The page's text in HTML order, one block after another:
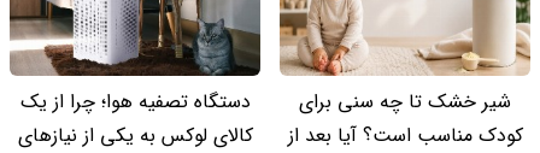
شیر خشک تا چه سنی برای
کودک مناسب است؟ آیا بعد از
دستگاه تصفیه هوا؛ چرا از یک
کالای لوکس به یکی از نیازهای